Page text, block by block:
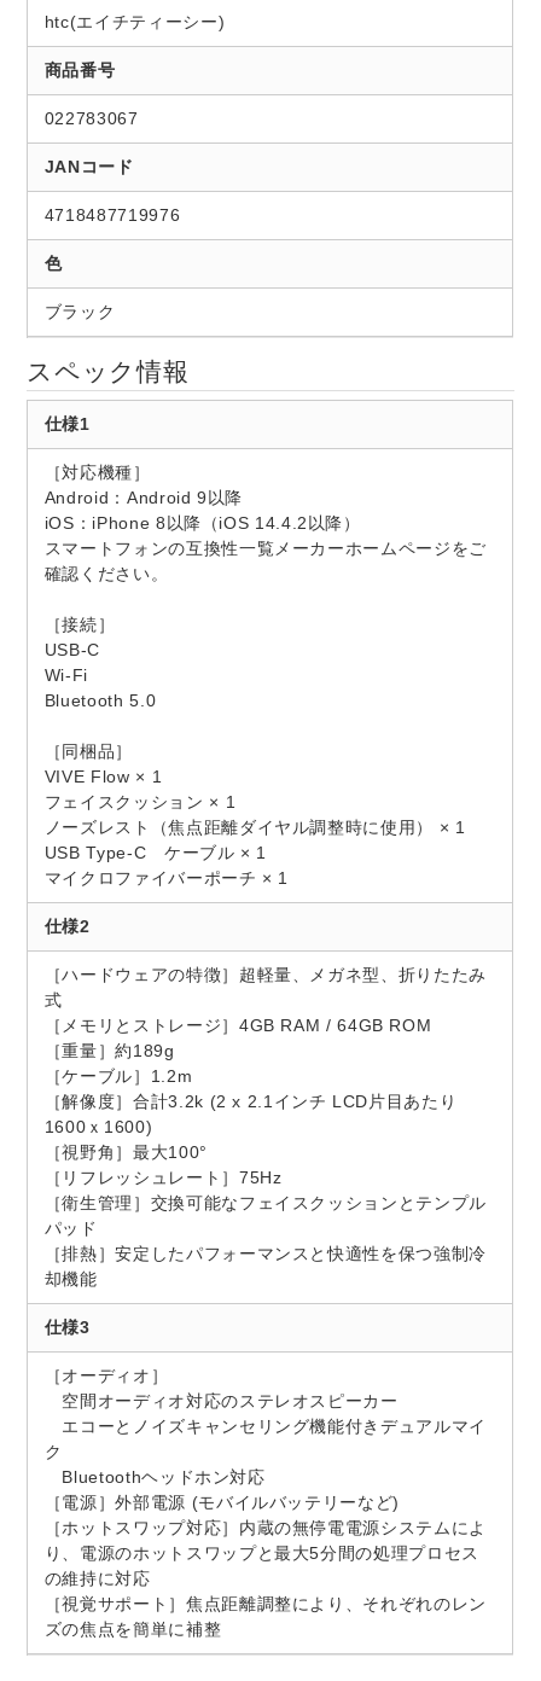
htc(エイチティーシー)
商品番号
022783067
JANコード
4718487719976
色
ブラック
スペック情報
仕様1
［対応機種］
Android：Android 9以降
iOS：iPhone 8以降（iOS 14.4.2以降）
スマートフォンの互換性一覧メーカーホームページをご
確認ください。
［接続］
USB-C
Wi-Fi
Bluetooth 5.0
［同梱品］
VIVE Flow × 1
フェイスクッション × 1
ノーズレスト（焦点距離ダイヤル調整時に使用） × 1
USB Type-C ケーブル × 1
マイクロファイバーポーチ × 1
仕様2
［ハードウェアの特徴］超軽量、メガネ型、折りたたみ
式
［メモリとストレージ］4GB RAM / 64GB ROM
［重量］約189g
［ケーブル］1.2m
［解像度］合計3.2k (2 x 2.1インチ LCD片目あたり
1600ｘ1600)
［視野角］最大100°
［リフレッシュレート］75Hz
［衛生管理］交換可能なフェイスクッションとテンプル
パッド
［排熱］安定したパフォーマンスと快適性を保つ強制冷
却機能
仕様3
［オーディオ］
空間オーディオ対応のステレオスピーカー
エコーとノイズキャンセリング機能付きデュアルマイ
ク
Bluetoothヘッドホン対応
［電源］外部電源 (モバイルバッテリーなど)
［ホットスワップ対応］内蔵の無停電電源システムによ
り、電源のホットスワップと最大5分間の処理プロセス
の維持に対応
［視覚サポート］焦点距離調整により、それぞれのレン
ズの焦点を簡単に補整